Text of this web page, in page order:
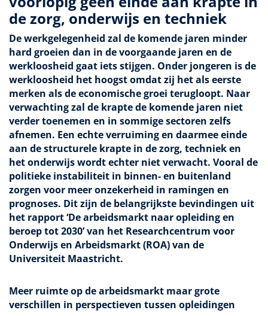
de zorg, onderwijs en techniek
De werkgelegenheid zal de komende jaren minder
hard groeien dan in de voorgaande jaren en de
werkloosheid gaat iets stijgen. Onder jongeren is de
werkloosheid het hoogst omdat zij het als eerste
merken als de economische groei terugloopt. Naar
verwachting zal de krapte de komende jaren niet
verder toenemen en in sommige sectoren zelfs
afnemen. Een echte verruiming en daarmee einde
aan de structurele krapte in de zorg, techniek en
het onderwijs wordt echter niet verwacht. Vooral de
politieke instabiliteit in binnen- en buitenland
zorgen voor meer onzekerheid in ramingen en
prognoses. Dit zijn de belangrijkste bevindingen uit
het rapport ‘De arbeidsmarkt naar opleiding en
beroep tot 2030’ van het Researchcentrum voor
Onderwijs en Arbeidsmarkt (ROA) van de
Universiteit Maastricht.
Meer ruimte op de arbeidsmarkt maar grote
verschillen in perspectieven tussen opleidingen